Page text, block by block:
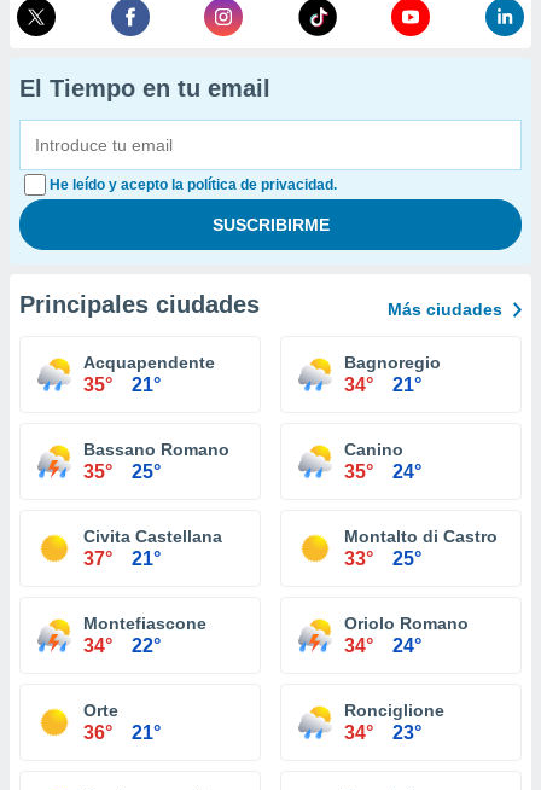
El Tiempo en tu email
He leído y acepto la política de privacidad.
Principales ciudades Más ciudades
Acquapendente
35° 21°
Bagnoregio
34° 21°
Bassano Romano
35° 25°
Canino
35° 24°
Civita Castellana
37° 21°
Montalto di Castro
33° 25°
Montefiascone
34° 22°
Oriolo Romano
34° 24°
Orte
36° 21°
Ronciglione
34° 23°